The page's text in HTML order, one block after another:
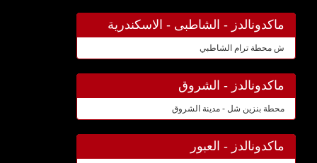
ماكدونالدز - الشاطبى - الاسكندرية
ش محطة ترام الشاطبي
ماكدونالدز - الشروق
محطة بنزين شل - مدينة الشروق
ماكدونالدز - العبور